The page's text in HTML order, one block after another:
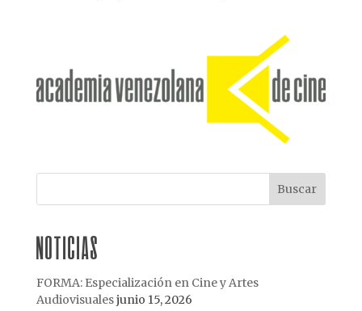
NOTICIAS
FORMA: Especialización en Cine y Artes
Audiovisualesjunio 15, 2026